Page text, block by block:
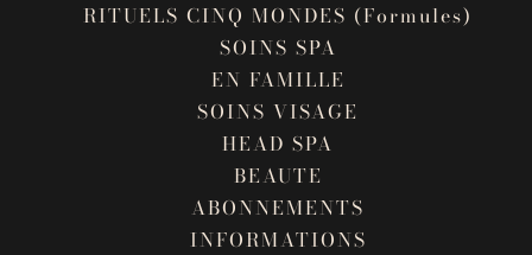
RITUELS CINQ MONDES (Formules)
SOINS SPA
EN FAMILLE
SOINS VISAGE
HEAD SPA
BEAUTE
ABONNEMENTS
INFORMATIONS